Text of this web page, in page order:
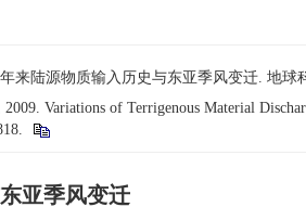
来陆源物质输入历史与东亚季风变迁. 地球
Variations of Terrigenous Material
亚季风变迁